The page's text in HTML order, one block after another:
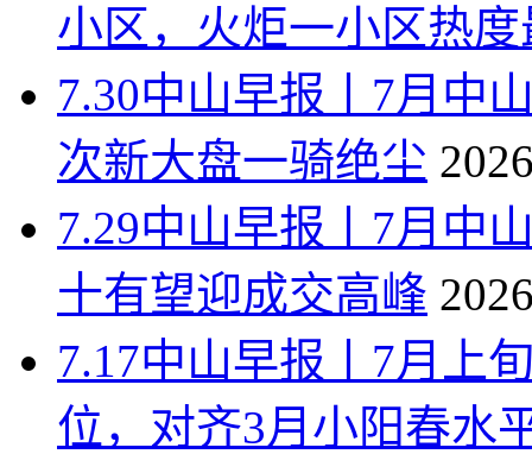
小区，火炬一小区热度
7.30中山早报丨7月中
次新大盘一骑绝尘
7.29中山早报丨7月中
十有望迎成交高峰
7.17中山早报丨7月上
位，对齐3月小阳春水